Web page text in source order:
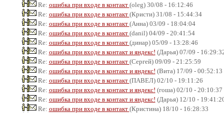
Re: ошибка при входе в контакт (oleg) 30/08 - 16:12:46
Re: ошибка при входе в контакт (Кристи) 31/08 - 15:44:34
Re: ошибка при входе в контакт (Анна) 03/09 - 18:04:04
Re: ошибка при входе в контакт (danil) 04/09 - 20:41:54
Re: ошибка при входе в контакт (динар) 05/09 - 13:28:46
Re: ошибка при входе в контакт и яндекс! (Дарья) 07/09 -
Re: ошибка при входе в контакт (Сергей) 09/09 - 21:25:59
Re: ошибка при входе в контакт и яндекс! (Вита) 17/09 - 00:52:13
Re: ошибка при входе в контакт (ПАВЕЛ) 02/10 - 19:11:26
Re: ошибка при входе в контакт и яндекс! (гоша) 02/10 - 20:10:37
Re: ошибка при входе в контакт и яндекс! (Дарья) 12/10 -
Re: ошибка при входе в контакт (Кристина) 18/10 - 16:28:33